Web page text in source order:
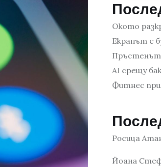
Окото
Екранът е
AI срещу
Фитнес
Росица
Йоана